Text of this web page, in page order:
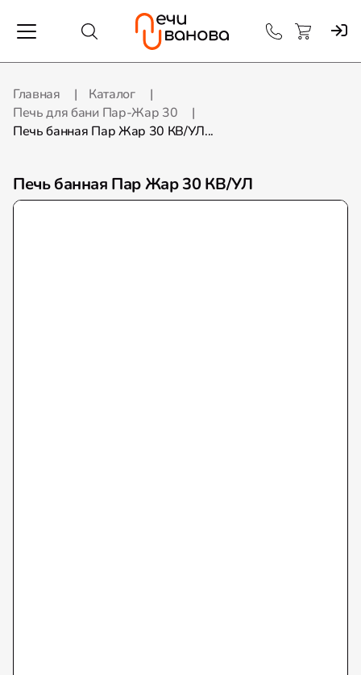
Главная
Каталог
Печь для бани Пар-Жар 30
Печь банная Пар Жар 30 КВ/УЛ...
Печь банная Пар Жар 30 КВ/УЛ